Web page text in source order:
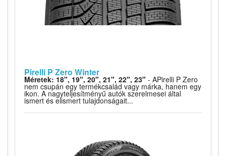
Pirelli P Zero Winter
Méretek: 18", 19", 20", 21", 22", 23" - APirelli P Zero
nem csupán egy termékcsalád vagy márka, hanem egy
ikon. A nagyteljesítményű autók szerelmesei által
ismert és elismert tulajdonságait...